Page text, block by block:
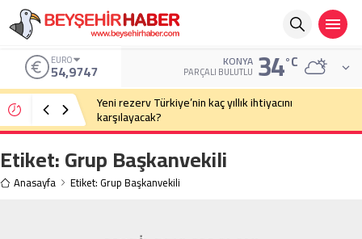
EURO
54,9747 KONYA
PARÇALI BULUTLU 34°C
Yeni rezerv Türkiye’nin kaç yıllık ihtiyacını
karşılayacak?
Etiket:Grup Başkanvekili
Anasayfa Etiket: Grup Başkanvekili